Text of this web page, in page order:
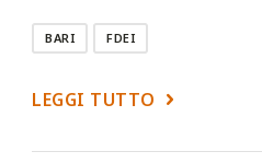
BARI FDEI
LEGGI TUTTO